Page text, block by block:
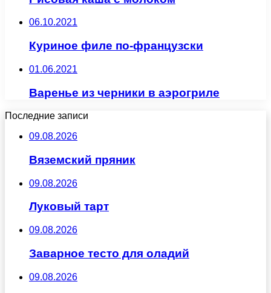
06.10.2021
Куриное филе по-французски
01.06.2021
Варенье из черники в аэрогриле
Последние записи
09.08.2026
Вяземский пряник
09.08.2026
Луковый тарт
09.08.2026
Заварное тесто для оладий
09.08.2026